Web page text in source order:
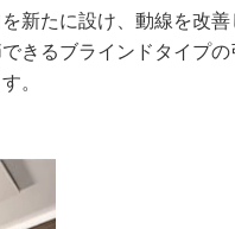
新たに設け、動線を改
きるブラインドタイプ
。